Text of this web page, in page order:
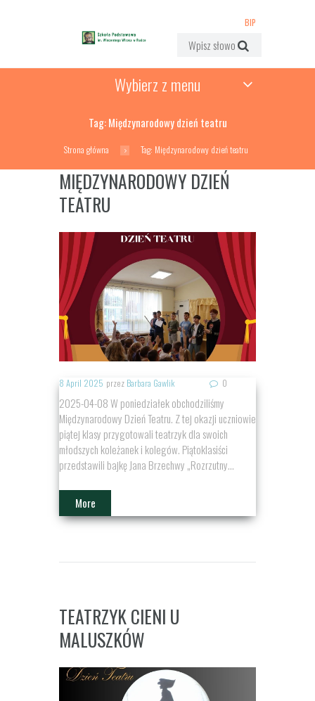
BIP
Wybierz z menu
Tag: Międzynarodowy dzień teatru
Strona główna Tag: Międzynarodowy dzień teatru
MIĘDZYNARODOWY DZIEŃ
TEATRU
8 April 2025 przez Barbara Gawlik 0
2025-04-08 W poniedziałek obchodziliśmy
Międzynarodowy Dzień Teatru. Z tej okazji uczniowie
piątej klasy przygotowali teatrzyk dla swoich
młodszych koleżanek i kolegów. Piątoklasiści
przedstawili bajkę Jana Brzechwy „Rozrzutny...
More
TEATRZYK CIENI U
MALUSZKÓW